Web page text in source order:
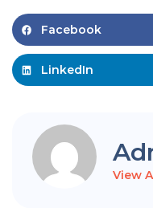
Facebook
LinkedIn
View